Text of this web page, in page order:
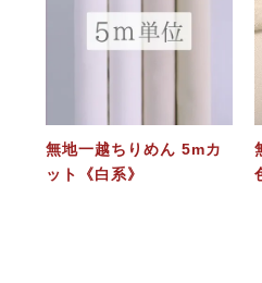
無地一越ちりめん 5mカ
ット《白系》